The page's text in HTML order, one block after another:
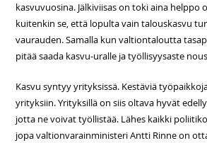
kasvuvuosina. Jälkiviisas on toki aina helppo
kuitenkin se, että lopulta vain talouskasvu
vaurauden. Samalla kun valtiontaloutta
pitää saada kasvu-uralle ja työllisyysaste
Kasvu syntyy yrityksissä. Kestäviä
yrityksiin. Yrityksillä on siis oltava hyvät
jotta ne voivat työllistää. Lähes kaikki
jopa valtionvarainministeri Antti Rinne on